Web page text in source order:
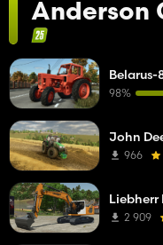
Anderson
98%
John
966
Liebherr
2 909